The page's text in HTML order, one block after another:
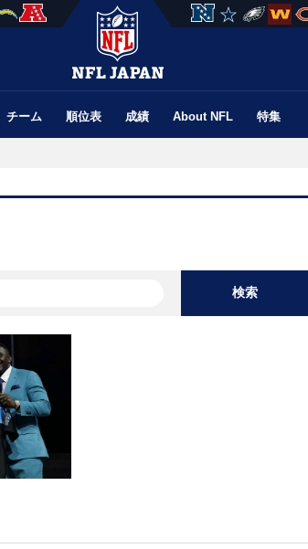
チーム 順位表 成績 About NFL 特集
検索